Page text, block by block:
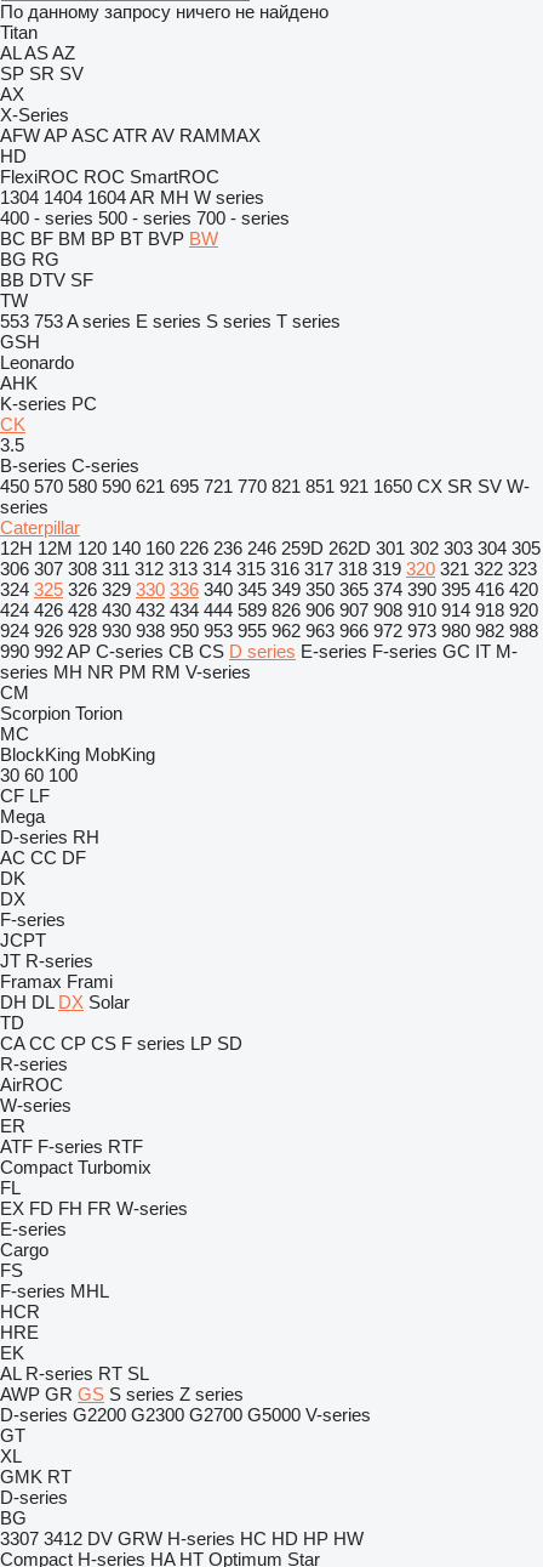
По данному запросу ничего не найдено
Titan
ALASAZ
SP SR SV
AX
X-Series
AFWAPASC ATR AV RAMMAX
HD
FlexiROC ROC SmartROC
1304 1404 1604AR MH W series
400 - series 500 - series 700 - series
BC BF BM BP BT BVP BW
BG RG
BB DTV SF
TW
553 753A series E series S series T series
GSH
Leonardo
AHK
K-series PC
CK
3.5
B-series C-series
450 570 580 590 621 695 721 770 821 851 921 1650 CX SR SV W-
series
Caterpillar
12H 12M 120 140 160 226 236 246 259D 262D 301 302 303 304 305
306 307 308 311 312 313 314 315 316 317 318 319 320 321 322 323
324 325 326 329 330 336 340 345 349 350 365 374 390 395 416 420
424 426 428 430 432 434 444 589 826 906 907 908 910 914 918 920
924 926 928 930 938 950 953 955 962 963 966 972 973 980 982 988
990 992AP C-series CB CS D series E-series F-series GC IT M-
series MH NR PM RM V-series
CM
Scorpion Torion
MC
BlockKing MobKing
30 60 100
CF LF
Mega
D-series RH
AC CC DF
DK
DX
F-series
JCPT
JT R-series
Framax Frami
DH DL DX Solar
TD
CA CC CP CS F series LP SD
R-series
AirROC
W-series
ER
ATF F-series RTF
Compact Turbomix
FL
EX FD FH FR W-series
E-series
Cargo
FS
F-series MHL
HCR
HRE
EK
AL R-series RT SL
AWP GR GS S series Z series
D-series G2200 G2300 G2700 G5000 V-series
GT
XL
GMK RT
D-series
BG
3307 3412 DV GRW H-series HC HD HP HW
Compact H-series HA HT Optimum Star